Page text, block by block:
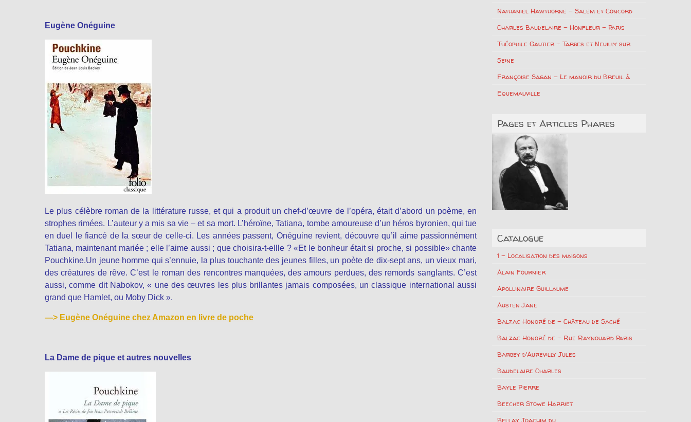
Eugène Onéguine
Le plus célèbre roman de la littérature russe, et qui a produit un chef-d’œuvre de l’opéra, était d’abord un poème, en
strophes rimées. L’auteur y a mis sa vie – et sa mort. L’héroïne, Tatiana, tombe amoureuse d’un héros byronien, qui tue
en duel le fiancé de la sœur de celle-ci. Les années passent, Onéguine revient, découvre qu’il aime passionnément
Tatiana, maintenant mariée ; elle l’aime aussi ; que choisira-t-ellle ? «Et le bonheur était si proche, si possible» chante
Pouchkine.Un jeune homme qui s’ennuie, la plus touchante des jeunes filles, un poète de dix-sept ans, un vieux mari,
des créatures de rêve. C’est le roman des rencontres manquées, des amours perdues, des remords sanglants. C’est
aussi, comme dit Nabokov, « une des œuvres les plus brillantes jamais composées, un classique international aussi
grand que Hamlet, ou Moby Dick ».
—> Eugène Onéguine chez Amazon en livre de poche
La Dame de pique et autres nouvelles
Nathaniel Hawthorne – Salem et Concord
Charles Baudelaire – Honfleur – Paris
Théophile Gautier – Tarbes et Neuilly sur
Seine
Françoise Sagan – Le manoir du Breuil à
Equemauville
Pages et Articles Phares
Catalogue
1 – Localisation des maisons
Alain Fournier
Apollinaire Guillaume
Austen Jane
Balzac Honoré de – Château de Saché
Balzac Honoré de – Rue Raynouard Paris
Barbey d'Aurevilly Jules
Baudelaire Charles
Bayle Pierre
Beecher Stowe Harriet
Bellay Joachim du